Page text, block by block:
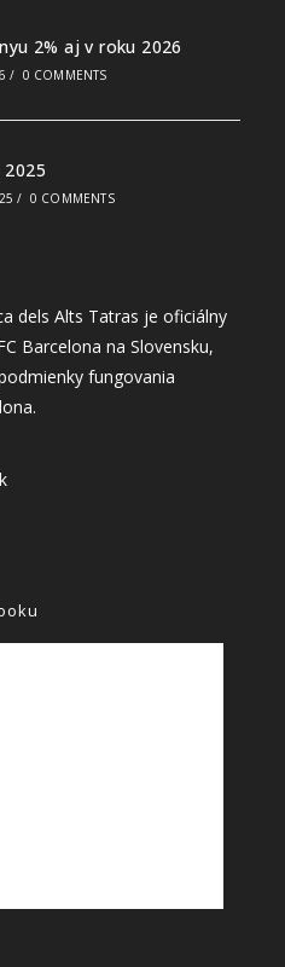
2% aj v roku 2026
/ 0 COMMENTS
2025
/ 0 COMMENTS
dels Alts Tatras je oficiálny
Barcelona na Slovensku,
fungovania